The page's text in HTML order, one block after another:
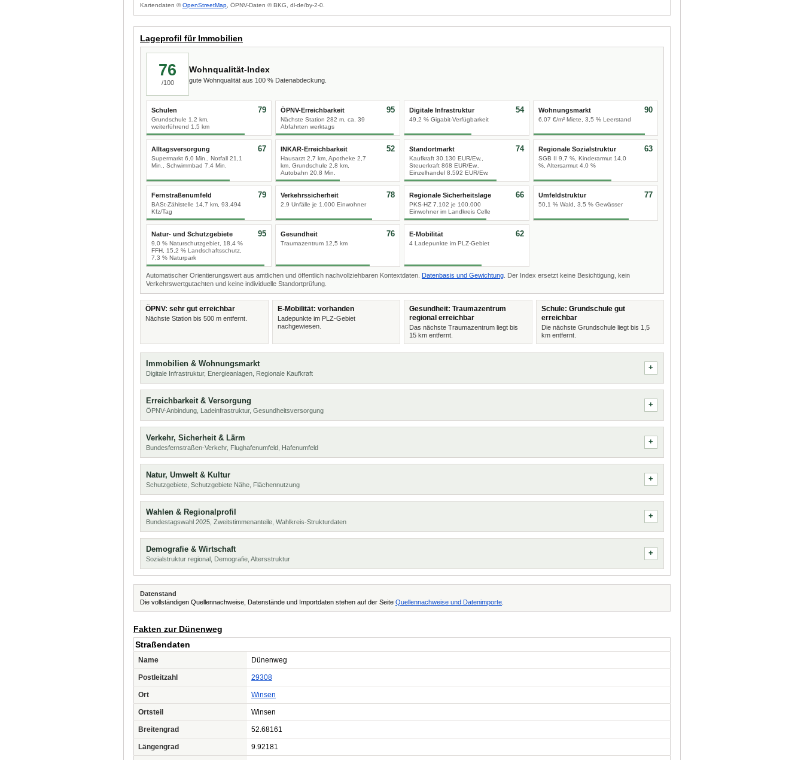
Kartendaten ©OpenStreetMap , ÖPNV-Daten © BKG, dl-de/by-2-0.
Lageprofil für Immobilien
76
/100
Wohnqualität-Index
gute Wohnqualität aus 100 % Datenabdeckung.
Schulen
Grundschule 1,2 km,
weiterführend 1,5 km
79 ÖPNV-Erreichbarkeit
Nächste Station 282 m, ca. 39
Abfahrten werktags
95 Digitale Infrastruktur
49,2 % Gigabit-Verfügbarkeit
54 Wohnungsmarkt
6,07 €/m² Miete, 3,5 % Leerstand
90
Alltagsversorgung
Supermarkt 6,0 Min., Notfall 21,1
Min., Schwimmbad 7,4 Min.
67 INKAR-Erreichbarkeit
Hausarzt 2,7 km, Apotheke 2,7
km, Grundschule 2,8 km,
Autobahn 20,8 Min.
52 Standortmarkt
Kaufkraft 30.130 EUR/Ew.,
Steuerkraft 868 EUR/Ew.,
Einzelhandel 8.592 EUR/Ew.
74 Regionale Sozialstruktur
SGB II 9,7 %, Kinderarmut 14,0
%, Altersarmut 4,0 %
63
Fernstraßenumfeld
BASt-Zählstelle 14,7 km, 93.494
Kfz/Tag
79 Verkehrssicherheit
2,9 Unfälle je 1.000 Einwohner
78 Regionale Sicherheitslage
PKS-HZ 7.102 je 100.000
Einwohner im Landkreis Celle
66 Umfeldstruktur
50,1 % Wald, 3,5 % Gewässer
77
Natur- und Schutzgebiete
9,0 % Naturschutzgebiet, 18,4 %
FFH, 15,2 % Landschaftsschutz,
7,3 % Naturpark
95 Gesundheit
Traumazentrum 12,5 km
76 E-Mobilität
4 Ladepunkte im PLZ-Gebiet
62
Automatischer Orientierungswert aus amtlichen und öffentlich nachvollziehbaren Kontextdaten. Datenbasis und Gewichtung . Der Index ersetzt keine Besichtigung, kein
Verkehrswertgutachten und keine individuelle Standortprüfung.
ÖPNV: sehr gut erreichbar
Nächste Station bis 500 m entfernt.
E-Mobilität: vorhanden
Ladepunkte im PLZ-Gebiet
nachgewiesen.
Gesundheit: Traumazentrum
regional erreichbar
Das nächste Traumazentrum liegt bis
15 km entfernt.
Schule: Grundschule gut
erreichbar
Die nächste Grundschule liegt bis 1,5
km entfernt.
Immobilien & Wohnungsmarkt
Digitale Infrastruktur, Energieanlagen, Regionale Kaufkraft
Erreichbarkeit & Versorgung
ÖPNV-Anbindung, Ladeinfrastruktur, Gesundheitsversorgung
Verkehr, Sicherheit & Lärm
Bundesfernstraßen-Verkehr, Flughafenumfeld, Hafenumfeld
Natur, Umwelt & Kultur
Schutzgebiete, Schutzgebiete Nähe, Flächennutzung
Wahlen & Regionalprofil
Bundestagswahl 2025, Zweitstimmenanteile, Wahlkreis-Strukturdaten
Demografie & Wirtschaft
Sozialstruktur regional, Demografie, Altersstruktur
Datenstand
Die vollständigen Quellennachweise, Datenstände und Importdaten stehen auf der Seite Quellennachweise und Datenimporte
Fakten zur Dünenweg
Straßendaten
Name Dünenweg
Postleitzahl 29308
Ort Winsen
Ortsteil Winsen
Breitengrad 52.68161
Längengrad 9.92181